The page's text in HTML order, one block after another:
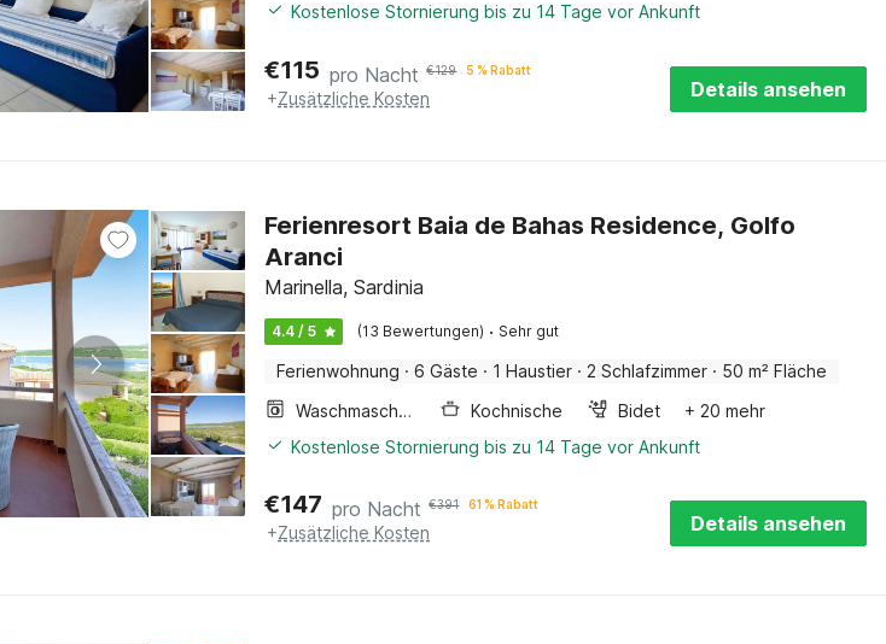
Kostenlose Stornierung bis zu 14 Tage vor Ankunft
€115 pro Nacht €129 5 % Rabatt
+Zusätzliche Kosten Details ansehen
Ferienresort Baia de Bahas Residence, Golfo
Aranci
Marinella, Sardinia
4.4 / 5 (13 Bewertungen) · Sehr gut
Ferienwohnung · 6 Gäste · 1 Haustier · 2 Schlafzimmer · 50 m² Fläche
Waschmaschine
Kochnische Bidet
+ 20 mehr
Kostenlose Stornierung bis zu 14 Tage vor Ankunft
€147 pro Nacht €391 61 % Rabatt
+Zusätzliche Kosten Details ansehen